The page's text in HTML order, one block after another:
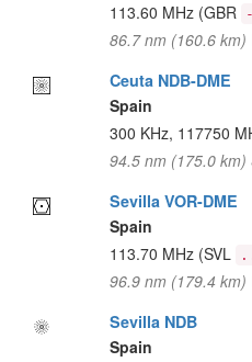
113.60 MHz (GBR
86.7 nm (160.6 km)
Ceuta NDB-DME
Spain
300 KHz, 117750
94.5 nm (175.0 km)
Sevilla VOR-DME
Spain
113.70 MHz (SVL
96.9 nm (179.4 km)
Sevilla NDB
Spain